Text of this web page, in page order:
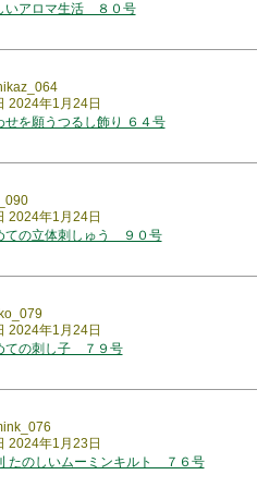
いアロマ生活 ８０号
2024年1月24日
せを願うつるし飾り ６４号
2024年1月24日
ての立体刺しゅう ９０号
2024年1月24日
ての刺し子 ７９号
2024年1月23日
たのしいムーミンキルト ７６号